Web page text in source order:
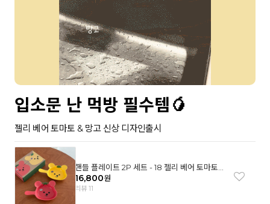
입소문 난 먹방 필수템🥭
젤리 베어 토마토 & 망고 신상 디자인출시
핸들 플레이트 2P 세트 - 18 젤리 베어 토마토
& 망고
16,800원
리뷰 11